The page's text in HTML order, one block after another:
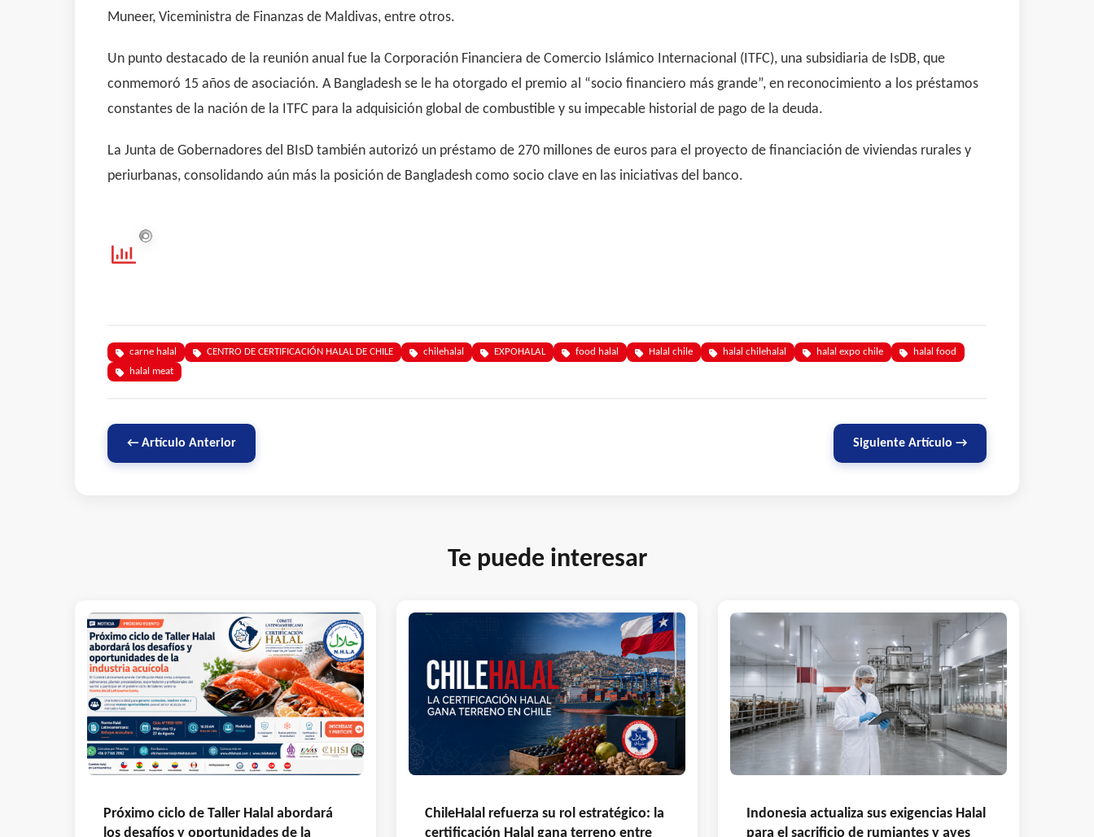
Muneer, Viceministra de Finanzas de Maldivas, entre otros.
Un punto destacado de la reunión anual fue la Corporación Financiera de Comercio Islámico Internacional (ITFC), una subsidiaria de IsDB, que
conmemoró 15 años de asociación. A Bangladesh se le ha otorgado el premio al “socio financiero más grande”, en reconocimiento a los préstamos
constantes de la nación de la ITFC para la adquisición global de combustible y su impecable historial de pago de la deuda.
La Junta de Gobernadores del BIsD también autorizó un préstamo de 270 millones de euros para el proyecto de financiación de viviendas rurales y
periurbanas, consolidando aún más la posición de Bangladesh como socio clave en las iniciativas del banco.
carne halal CENTRO DE CERTIFICACIÓN HALAL DE CHILE chilehalal EXPOHALAL food halal Halal chile halal chilehalal halal expo chile
halal food
halal meat
← Artículo Anterior Siguiente Artículo →
Te puede interesar
Próximo ciclo de Taller Halal abordará
los desafíos y oportunidades de la
ChileHalal refuerza su rol estratégico: la
certificación Halal gana terreno entre
Indonesia actualiza sus exigencias Halal
para el sacrificio de rumiantes y aves